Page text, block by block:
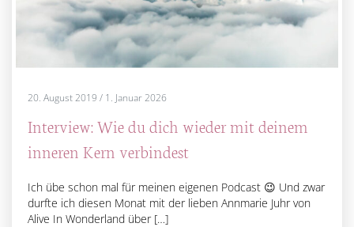
20. August 2019 / 1. Januar 2026
Interview: Wie du dich wieder mit deinem
inneren Kern verbindest
Ich übe schon mal für meinen eigenen Podcast 😉 Und zwar
durfte ich diesen Monat mit der lieben Annmarie Juhr von
Alive In Wonderland über […]